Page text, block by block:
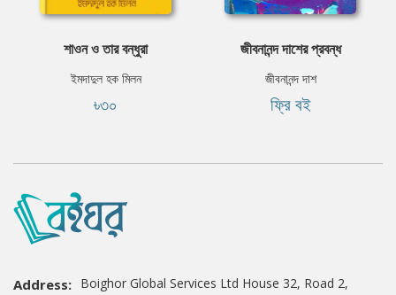
শাওন ও তার বন্ধুরা
ইমদাদুল হক মিলন
৳৩০
জীবনানন্দ দাশের প্রবন্ধ
জীবনানন্দ দাশ
ফ্রি বই
Address: Boighor Global Services Ltd House 32, Road 2,